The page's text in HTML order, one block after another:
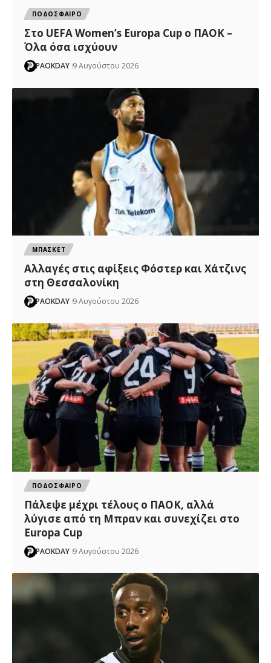
ΠΟΔΟΣΦΑΙΡΟ
Στο UEFA Women’s Europa Cup ο ΠΑΟΚ –
Όλα όσα ισχύουν
PAOKDAY 9 Αυγούστου 2026
ΜΠΑΣΚΕΤ
Αλλαγές στις αφίξεις Φόστερ και Χάτζινς
στη Θεσσαλονίκη
PAOKDAY 9 Αυγούστου 2026
ΠΟΔΟΣΦΑΙΡΟ
Πάλεψε μέχρι τέλους ο ΠΑΟΚ, αλλά
λύγισε από τη Μπραν και συνεχίζει στο
Europa Cup
PAOKDAY 9 Αυγούστου 2026